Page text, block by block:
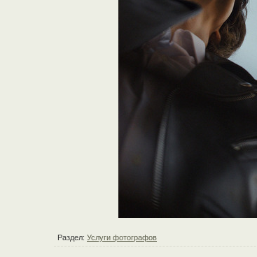
Раздел: Услуги фотографов